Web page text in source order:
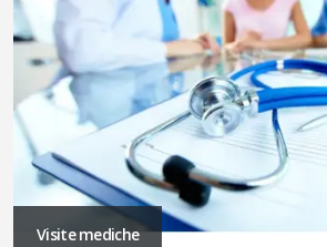
Visite mediche